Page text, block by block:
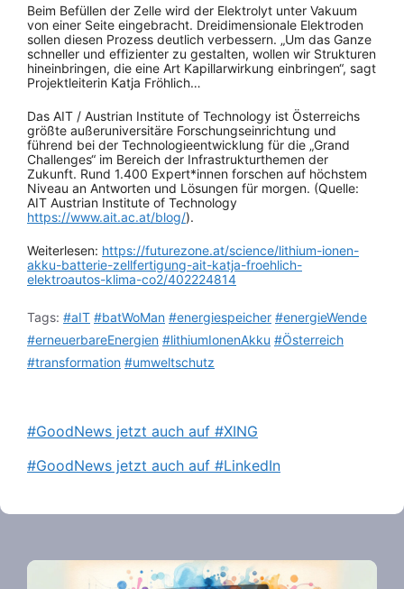
Beim Befüllen der Zelle wird der Elektrolyt unter Vakuum
von einer Seite eingebracht. Dreidimensionale Elektroden
sollen diesen Prozess deutlich verbessern. „Um das Ganze
schneller und effizienter zu gestalten, wollen wir Strukturen
hineinbringen, die eine Art Kapillarwirkung einbringen“, sagt
Projektleiterin Katja Fröhlich…
Das AIT / Austrian Institute of Technology ist Österreichs
größte außeruniversitäre Forschungseinrichtung und
führend bei der Technologieentwicklung für die „Grand
Challenges“ im Bereich der Infrastrukturthemen der
Zukunft. Rund 1.400 Expert*innen forschen auf höchstem
Niveau an Antworten und Lösungen für morgen. (Quelle:
AIT Austrian Institute of Technology
https://www.ait.ac.at/blog/).
Weiterlesen: https://futurezone.at/science/lithium-ionen-
akku-batterie-zellfertigung-ait-katja-froehlich-
elektroautos-klima-co2/402224814
Tags: #aIT #batWoMan #energiespeicher #energieWende
#erneuerbareEnergien #lithiumIonenAkku #Österreich
#transformation #umweltschutz
#GoodNews jetzt auch auf #XING
#GoodNews jetzt auch auf #LinkedIn